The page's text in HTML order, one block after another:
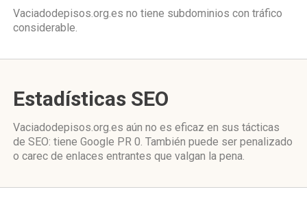
Vaciadodepisos.org.es no tiene subdominios con tráfico
considerable.
Estadísticas SEO
Vaciadodepisos.org.es aún no es eficaz en sus tácticas
de SEO: tiene Google PR 0. También puede ser penalizado
o carec de enlaces entrantes que valgan la pena.